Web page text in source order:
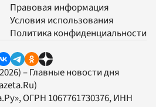
Правовая информация
Условия использования
Политика конфиденциальности
– Главные новости дня
, ОГРН 1067761730376, ИНН